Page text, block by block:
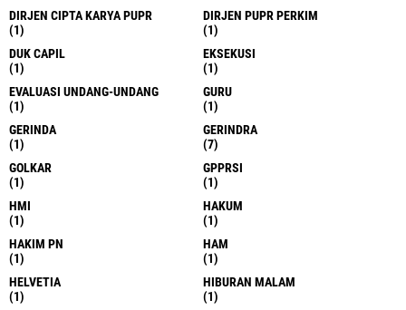
DIRJEN CIPTA KARYA PUPR
(1)
DIRJEN PUPR PERKIM
(1)
DUK CAPIL
(1)
EKSEKUSI
(1)
EVALUASI UNDANG-UNDANG
(1)
GURU
(1)
GERINDA
(1)
GERINDRA
(7)
GOLKAR
(1)
GPPRSI
(1)
HMI
(1)
HAKUM
(1)
HAKIM PN
(1)
HAM
(1)
HELVETIA
(1)
HIBURAN MALAM
(1)